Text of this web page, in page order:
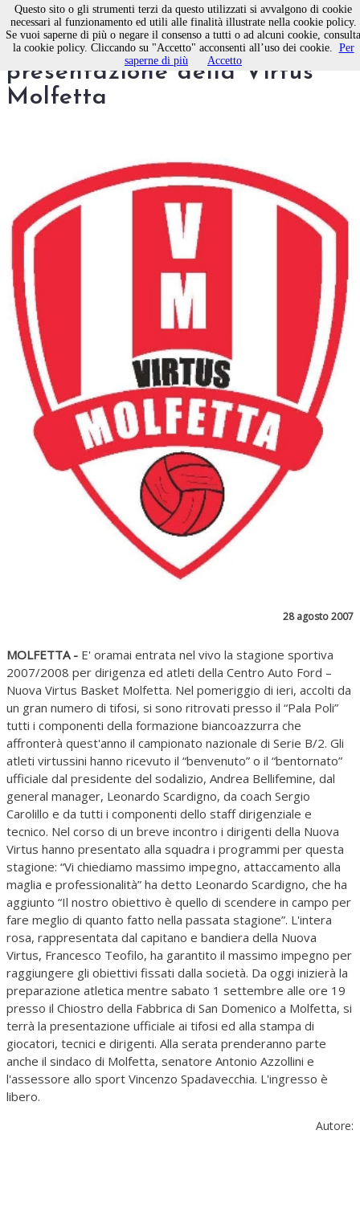
BASKET - Sabato la
presentazione della Virtus
Molfetta
28 agosto 2007
MOLFETTA - E' oramai entrata nel vivo la stagione sportiva
2007/2008 per dirigenza ed atleti della Centro Auto Ford –
Nuova Virtus Basket Molfetta. Nel pomeriggio di ieri, accolti da
un gran numero di tifosi, si sono ritrovati presso il “Pala Poli”
tutti i componenti della formazione biancoazzurra che
affronterà quest'anno il campionato nazionale di Serie B/2. Gli
atleti virtussini hanno ricevuto il “benvenuto” o il “bentornato”
ufficiale dal presidente del sodalizio, Andrea Bellifemine, dal
general manager, Leonardo Scardigno, da coach Sergio
Carolillo e da tutti i componenti dello staff dirigenziale e
tecnico. Nel corso di un breve incontro i dirigenti della Nuova
Virtus hanno presentato alla squadra i programmi per questa
stagione: “Vi chiediamo massimo impegno, attaccamento alla
maglia e professionalità” ha detto Leonardo Scardigno, che ha
aggiunto “Il nostro obiettivo è quello di scendere in campo per
fare meglio di quanto fatto nella passata stagione”. L'intera
rosa, rappresentata dal capitano e bandiera della Nuova
Virtus, Francesco Teofilo, ha garantito il massimo impegno per
raggiungere gli obiettivi fissati dalla società. Da oggi inizierà la
preparazione atletica mentre sabato 1 settembre alle ore 19
presso il Chiostro della Fabbrica di San Domenico a Molfetta, si
terrà la presentazione ufficiale ai tifosi ed alla stampa di
giocatori, tecnici e dirigenti. Alla serata prenderanno parte
anche il sindaco di Molfetta, senatore Antonio Azzollini e
l'assessore allo sport Vincenzo Spadavecchia. L'ingresso è
libero.
Autore:
Questo sito o gli strumenti terzi da questo utilizzati si avvalgono di cookie
necessari al funzionamento ed utili alle finalità illustrate nella cookie policy.
Se vuoi saperne di più o negare il consenso a tutti o ad alcuni cookie, consulta
la cookie policy. Cliccando su "Accetto" acconsenti all’uso dei cookie. Per
saperne di più
Accetto